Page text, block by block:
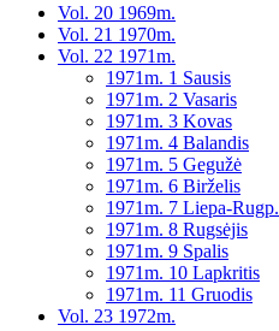
Vol. 20 1969m.
Vol. 21 1970m.
Vol. 22 1971m.
1971m. 1 Sausis
1971m. 2 Vasaris
1971m. 3 Kovas
1971m. 4 Balandis
1971m. 5 Gegužė
1971m. 6 Birželis
1971m. 7 Liepa-Rugp.
1971m. 8 Rugsėjis
1971m. 9 Spalis
1971m. 10 Lapkritis
1971m. 11 Gruodis
Vol. 23 1972m.